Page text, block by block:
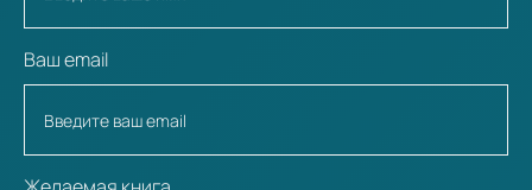
Ваш email